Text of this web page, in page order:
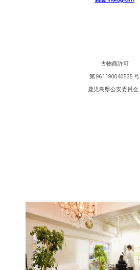
古物商許可
第 961190040535 号
鹿児島県公安委員会